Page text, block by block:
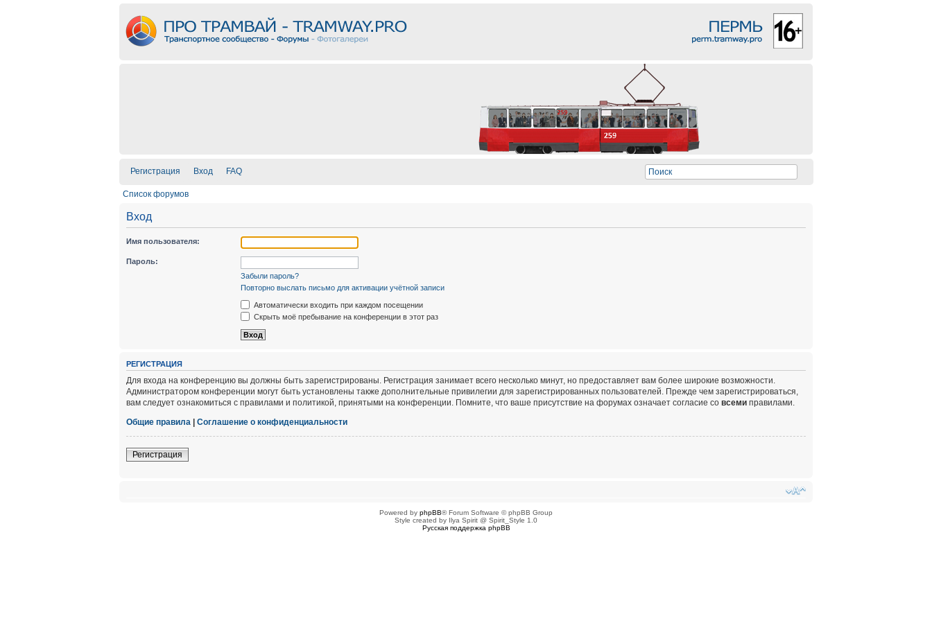
Регистрация Вход FAQ
Список форумов
Вход
Имя пользователя:
Пароль:
Забыли пароль?
Повторно выслать письмо для активации учётной записи
Автоматически входить при каждом посещении
Скрыть моё пребывание на конференции в этот раз
РЕГИСТРАЦИЯ
Для входа на конференцию вы должны быть зарегистрированы. Регистрация занимает всего несколько минут, но предоставляет вам более широкие возможности.
Администратором конференции могут быть установлены также дополнительные привилегии для зарегистрированных пользователей. Прежде чем зарегистрироваться,
вам следует ознакомиться с правилами и политикой, принятыми на конференции. Помните, что ваше присутствие на форумах означает согласие со всеми правилами.
Общие правила | Соглашение о конфиденциальности
Регистрация
Powered by phpBB® Forum Software © phpBB Group
Style created by Ilya Spirit @ Spirit_Style 1.0
Русская поддержка phpBB